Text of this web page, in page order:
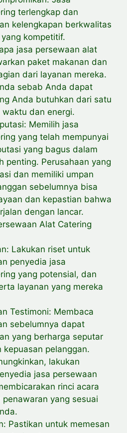
terlengkap dan
kelengkapan berkwalitas
kompetitif.
jasa persewaan alat
paket makanan dan
dari layanan mereka.
sebab Anda dapat
Anda butuhkan dari satu
dan energi.
Memilih jasa
yang telah mempunyai
yang bagus dalam
penting. Perusahaan yang
dan memiliki umpan
sebelumnya bisa
dan kepastian bahwa
dengan lancar.
Alat Catering
Lakukan riset untuk
penyedia jasa
yang potensial, dan
layanan yang mereka
Testimoni: Membaca
sebelumnya dapat
yang berharga seputar
pelanggan.
lakukan
jasa persewaan
rinci acara
yang sesuai
Pastikan untuk memesan